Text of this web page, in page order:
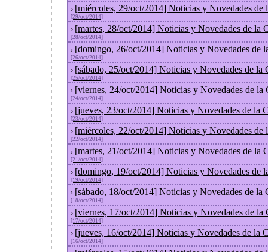
› [miércoles, 29/oct/2014] Noticias y Novedades de
[29/oct/2014]
› [martes, 28/oct/2014] Noticias y Novedades de la
[28/oct/2014]
› [domingo, 26/oct/2014] Noticias y Novedades de
[26/oct/2014]
› [sábado, 25/oct/2014] Noticias y Novedades de la
[25/oct/2014]
› [viernes, 24/oct/2014] Noticias y Novedades de la
[24/oct/2014]
› [jueves, 23/oct/2014] Noticias y Novedades de la
[23/oct/2014]
› [miércoles, 22/oct/2014] Noticias y Novedades de
[22/oct/2014]
› [martes, 21/oct/2014] Noticias y Novedades de la
[21/oct/2014]
› [domingo, 19/oct/2014] Noticias y Novedades de
[19/oct/2014]
› [sábado, 18/oct/2014] Noticias y Novedades de la
[18/oct/2014]
› [viernes, 17/oct/2014] Noticias y Novedades de la
[17/oct/2014]
› [jueves, 16/oct/2014] Noticias y Novedades de la
[16/oct/2014]